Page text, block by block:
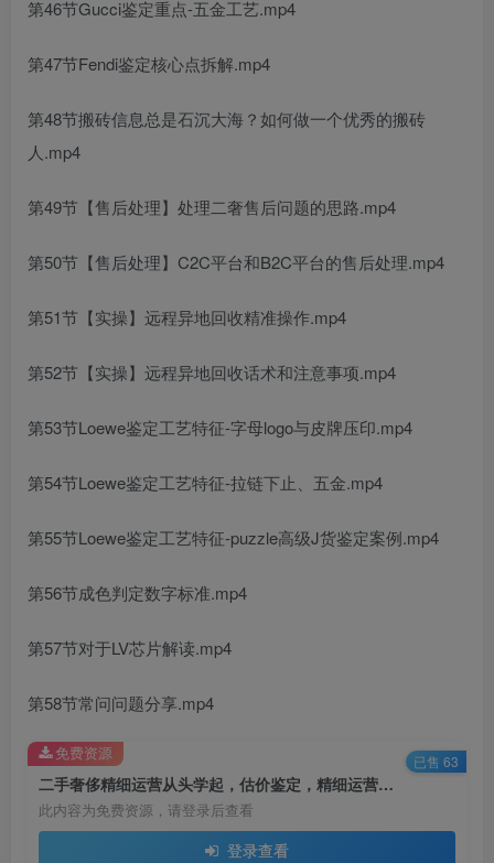
第46节Gucci鉴定重点-五金工艺.mp4
第47节Fendi鉴定核心点拆解.mp4
第48节搬砖信息总是石沉大海？如何做一个优秀的搬砖
人.mp4
第49节【售后处理】处理二奢售后问题的思路.mp4
第50节【售后处理】C2C平台和B2C平台的售后处理.mp4
第51节【实操】远程异地回收精准操作.mp4
第52节【实操】远程异地回收话术和注意事项.mp4
第53节Loewe鉴定工艺特征-字母logo与皮牌压印.mp4
第54节Loewe鉴定工艺特征-拉链下止、五金.mp4
第55节Loewe鉴定工艺特征-puzzle高级J货鉴定案例.mp4
第56节成色判定数字标准.mp4
第57节对于LV芯片解读.mp4
第58节常问问题分享.mp4
二手奢侈精细运营从头学起，估价鉴定，精细运营，细节操作（58节）
此内容为免费资源，请登录后查看
登录查看
免费资源 已售 63